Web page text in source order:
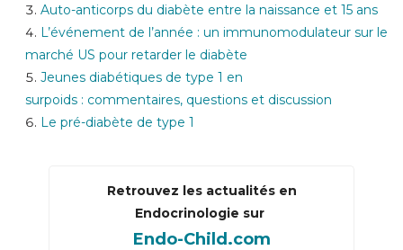
Auto-anticorps du diabète entre la naissance et 15 ans
L’événement de l’année : un immunomodulateur sur le
marché US pour retarder le diabète
Jeunes diabétiques de type 1 en
surpoids : commentaires, questions et discussion
Le pré-diabète de type 1
Retrouvez les actualités en
Endocrinologie sur
Endo-Child.com